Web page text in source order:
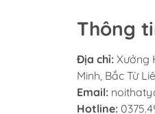
Thông
Địa chỉ: Xưởng
Minh, Bắc Từ
Email:
Hotline: